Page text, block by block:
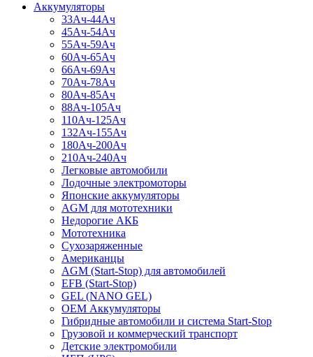
Аккумуляторы
33Ач-44Ач
45Ач-54Ач
55Ач-59Ач
60Ач-65Ач
66Ач-69Ач
70Ач-78Ач
80Ач-85Ач
88Ач-105Ач
110Ач-125Ач
132Ач-155Ач
180Ач-200Ач
210Ач-240Ач
Легковые автомобили
Лодочные электромоторы
Японские аккумуляторы
AGM для мототехники
Недорогие АКБ
Мототехника
Сухозаряженные
Американцы
AGM (Start-Stop) для автомобилей
EFB (Start-Stop)
GEL (NANO GEL)
OEM Аккумуляторы
Гибридные автомобили и система Start-Stop
Грузовой и коммерческий транспорт
Детские электромобили